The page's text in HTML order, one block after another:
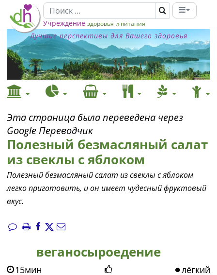
Учреждение здоровья и питания
Лучшие перспективы для Вашего здоровья
Эта страница была переведена через
Google Переводчик
Полезный безмасляный салат
из свеклы с яблоком
Полезный безмасляный салат из свеклы с яблоком
легко приготовить, и он имеет чудесный фруктовый
вкус.
веганосыроедение
15мин лёгкий